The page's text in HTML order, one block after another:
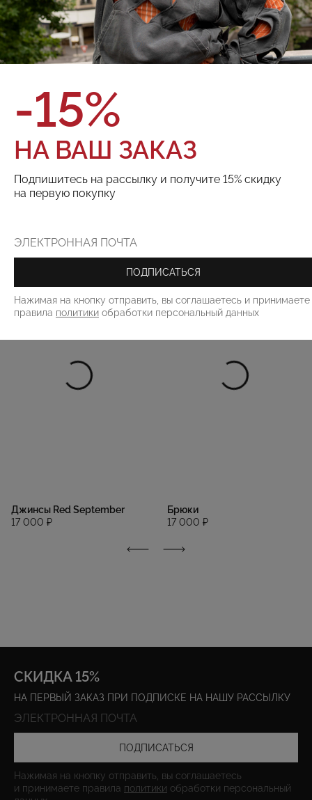
Металлическая фурнитура
Бренд: Red September
Состав:100% хлопок
ТОВАРА НЕТ В НАЛИЧИИ
РЕКОМЕНДУЕМ
Джинсы Red September
17 000 ₽
Брюки
17 000 ₽
СКИДКА 15%
НА ПЕРВЫЙ ЗАКАЗ ПРИ ПОДПИСКЕ НА НАШУ РАССЫЛКУ
ПОДПИСАТЬСЯ
Нажимая на кнопку отправить, вы соглашаетесь
и принимаете правила политики обработки персональный
-15%
НА ВАШ ЗАКАЗ
Подпишитесь на рассылку и получите 15% скидку
на первую покупку
ПОДПИСАТЬСЯ
Нажимая на кнопку отправить, вы соглашаетесь и принимаете
правила политики обработки персональный данных